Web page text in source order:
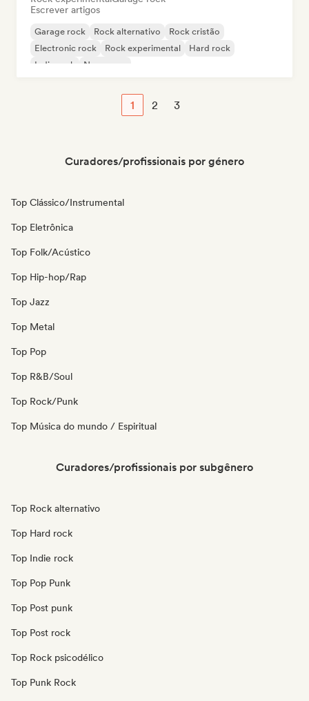
Escrever artigos
Garage rock Rock alternativo
Rock cristão
Electronic rock
Rock experimental
Hard rock
Indie rock
New wave
1 2 3
Curadores/profissionais por género
Top Clássico/Instrumental
Top Eletrônica
Top Folk/Acústico
Top Hip-hop/Rap
Top Jazz
Top Metal
Top Pop
Top R&B/Soul
Top Rock/Punk
Top Música do mundo / Espiritual
Curadores/profissionais por subgênero
Top Rock alternativo
Top Hard rock
Top Indie rock
Top Pop Punk
Top Post punk
Top Post rock
Top Rock psicodélico
Top Punk Rock